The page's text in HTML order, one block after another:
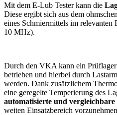
Mit dem E-Lub Tester kann die
Diese ergibt sich aus dem
eines Schmiermittels im relevanten
10 MHz).
Durch den VKA kann ein
betrieben und hierbei durch
werden. Dank zusätzlichem
eine geregelte Temperierung des
automatisierte und
weiten Einsatzbereich